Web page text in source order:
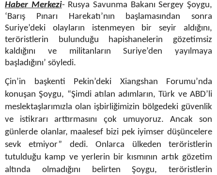
Haber Merkezi- Rusya Savunma Bakanı Sergey Şoygu,
‘Barış Pınarı Harekatı’nın başlamasından sonra
Suriye’deki olayların istenmeyen bir seyir aldığını,
teröristlerin bulunduğu hapishanelerin gözetimsiz
kaldığını ve militanların Suriye’den yayılmaya
başladığını’ söyledi.
Çin’in başkenti Pekin’deki Xiangshan Forumu’nda
konuşan Şoygu, “Şimdi atılan adımların, Türk ve ABD’li
meslektaşlarımızla olan işbirliğimizin bölgedeki güvenlik
ve istikrarı arttırmasını çok umuyoruz. Ancak son
günlerde olanlar, maalesef bizi pek iyimser düşüncelere
sevk etmiyor” dedi. Onlarca ülkeden teröristlerin
tutulduğu kamp ve yerlerin bir kısmının artık gözetim
altında olmadığını belirten Şoygu, teröristlerin